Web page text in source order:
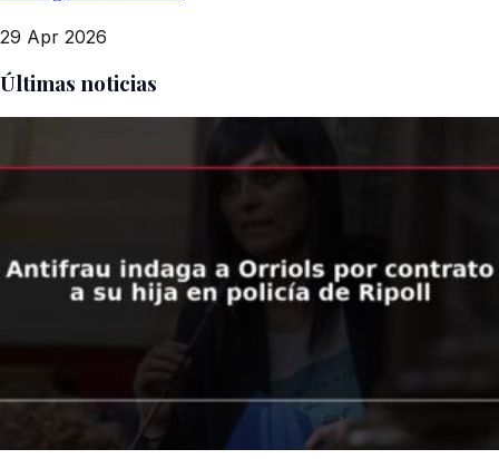
29 Apr 2026
Últimas noticias